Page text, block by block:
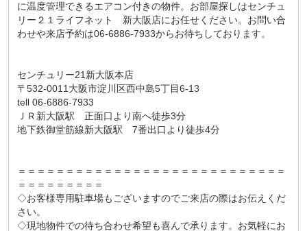
に温度管理できるエアコン付きの物件。お部屋探しはセンチュ
リー２１ライフネット 新大阪店にお任せください。お問い合
わせや来店予約は06-6886-7933からお待ちしております。
センチュリー21新大阪本店
〒532-0011大阪市淀川区西中島5丁目6-13
tell 06-6886-7933
ＪＲ新大阪駅 正面口より南へ徒歩3分
地下鉄御堂筋線新大阪駅 7番出口より徒歩4分
＝＝＝＝＝＝＝＝＝＝＝＝＝＝＝＝＝＝＝＝＝＝＝＝＝＝＝＝
＝＝＝＝＝＝＝＝＝
◇お客様専用駐車場もございますのでご来店の際はお伝えくだ
さい。
◇現地物件での待ち合わせ希望も喜んで承ります。お気軽にお